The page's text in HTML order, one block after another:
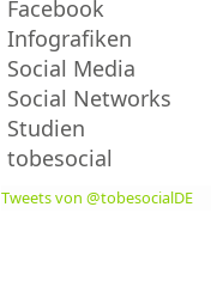
Facebook
Infografiken
Social Media
Social Networks
Studien
tobesocial
Tweets von @tobesocialDE